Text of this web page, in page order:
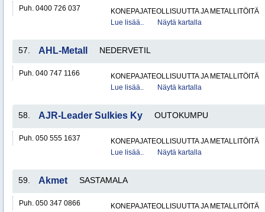
Puh. 0400 726 037
KONEPAJATEOLLISUUTTA JA METALLITÖITÄ
Lue lisää..
Näytä kartalla
57. AHL-Metall NEDERVETIL
Puh. 040 747 1166
KONEPAJATEOLLISUUTTA JA METALLITÖITÄ
Lue lisää..
Näytä kartalla
58. AJR-Leader Sulkies Ky OUTOKUMPU
Puh. 050 555 1637
KONEPAJATEOLLISUUTTA JA METALLITÖITÄ
Lue lisää..
Näytä kartalla
59. Akmet SASTAMALA
Puh. 050 347 0866
KONEPAJATEOLLISUUTTA JA METALLITÖITÄ